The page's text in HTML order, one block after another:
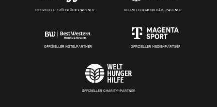
OFFIZIELLER FRÜHSTÜCKSPARTNER OFFIZIELLER MOBILITÄTS-PARTNER
OFFIZIELLER HOTELPARTNER OFFIZIELLER MEDIENPARTNER
OFFIZIELLER CHARITY-PARTNER